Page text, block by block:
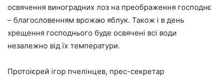
освячення виноградних лоз на преображення господнє
– благословенням врожаю яблук. Також і в день
хрещення господнього буде освячені всі води
незалежно від їх температури.
Протоієрей ігор пчелінцев, прес-секретар